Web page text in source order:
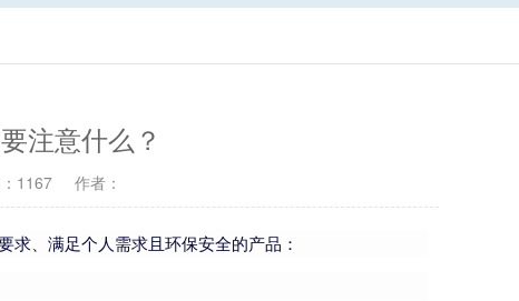
注意什么？
1167 作者：
、满足个人需求且环保安全的产品：